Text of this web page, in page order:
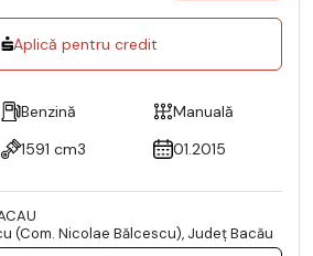
Aplică pentru credit
Benzină
Manuală
1591 cm3 01.2015
(Com. Nicolae Bălcescu), Județ Bacău